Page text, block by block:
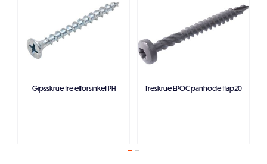
Gipsskrue tre elforsinket PH Treskrue EPOC panhode ttap20